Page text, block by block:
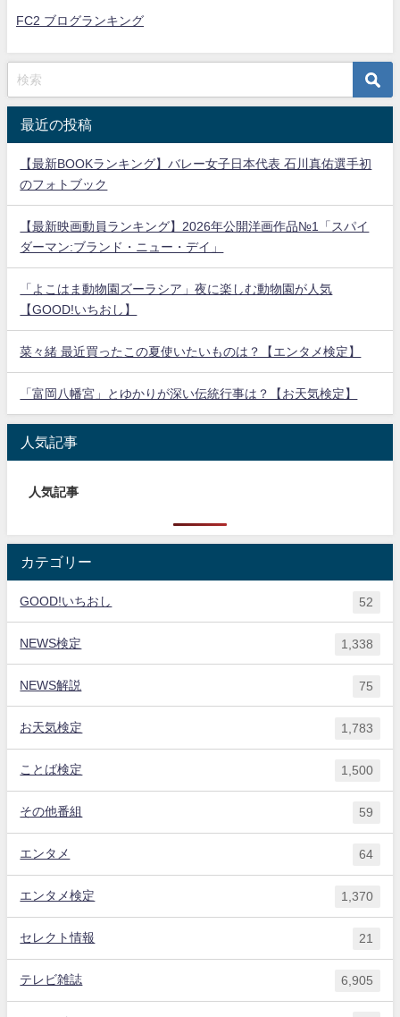
FC2 ブログランキング
最近の投稿
【最新BOOKランキング】バレー女子日本代表 石川真佑選手初
のフォトブック
【最新映画動員ランキング】2026年公開洋画作品№1「スパイ
ダーマン:ブランド・ニュー・デイ」
「よこはま動物園ズーラシア」夜に楽しむ動物園が人気
【GOOD!いちおし】
菜々緒 最近買ったこの夏使いたいものは？【エンタメ検定】
「富岡八幡宮」とゆかりが深い伝統行事は？【お天気検定】
人気記事
人気記事
カテゴリー
GOOD!いちおし 52
NEWS検定 1,338
NEWS解説 75
お天気検定 1,783
ことば検定 1,500
その他番組 59
エンタメ 64
エンタメ検定 1,370
セレクト情報 21
テレビ雑誌 6,905